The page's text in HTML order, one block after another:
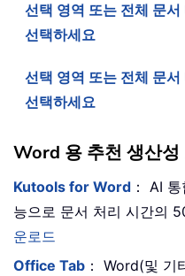
선택 영역 또는 전체 문
선택하세요
선택 영역 또는 전체 문
선택하세요
Word 용 추천 생산성
Kutools for Word ： AI
능으로 문서 처리 시간의
운로드
Office Tab ： Word(및